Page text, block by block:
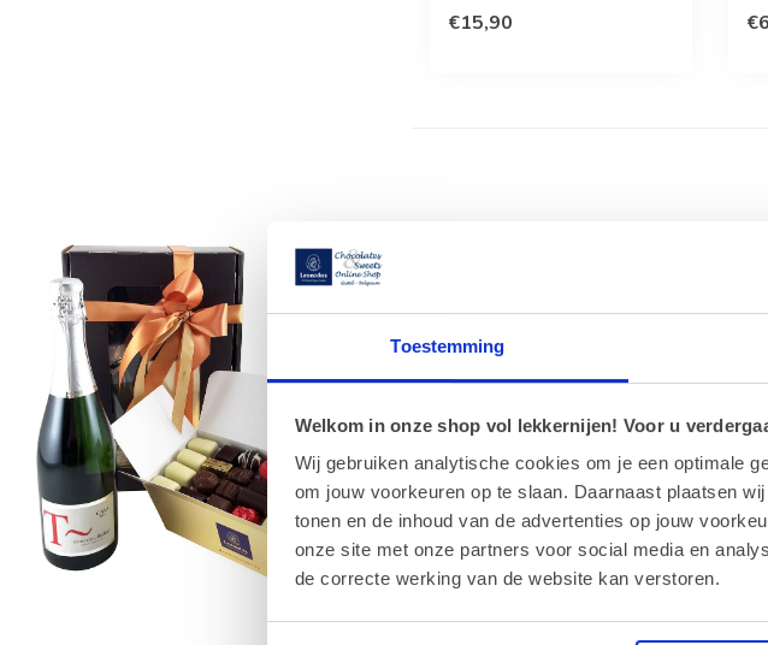
Toestemming
Welkom in onze shop vol lekkernijen! Voor u
Wij gebruiken analytische cookies om je een optimale
om jouw voorkeuren op te slaan. Daarnaast plaatsen
tonen en de inhoud van de advertenties op jouw
onze site met onze partners voor social media en
de correcte werking van de website kan verstoren.
Dieser t...
€15,90
Suchen Sie nach dem ultimativen
Pralinenund einem spritzigenCavasind
und dem Versand von
premium
Jede Pralinenauswahl wird mit größter
bis hin zu verführerischen Füllungen.
geschätzten Geschäftspartner, Freunde
persönliche Note hinzufügen möchten,
Qualität und Sorgfalt bei
Ihre Zufriedenheit steht bei uns an erster